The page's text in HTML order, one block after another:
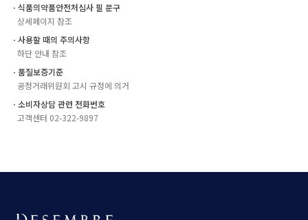
ㆍ식품의약품안전처심사 필 문구
상세페이지 참조
ㆍ사용할 때의 주의사항
하단 안내 참조
ㆍ품질보증기준
공정거래위원회 고시 규정에 의거
ㆍ소비자상담 관련 전화번호
고객센터 02-322-9897